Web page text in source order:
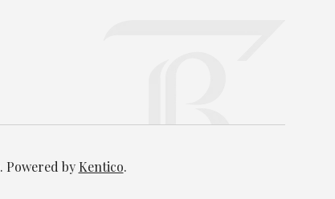
. Powered by Kentico.